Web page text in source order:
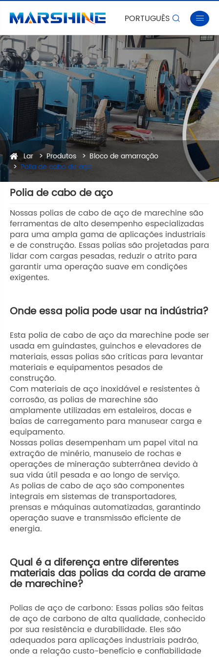
PORTUGUÊS  
Lar Produtos
Bloco de amarração
Polia de cabo de aço
Polia de cabo de aço
Nossas polias de cabo de aço de marechine são
ferramentas de alto desempenho especializadas
para uma ampla gama de aplicações industriais
e de construção. Essas polias são projetadas para
lidar com cargas pesadas, reduzir o atrito para
garantir uma operação suave em condições
exigentes.
Onde essa polia pode usar na indústria?
Esta polia de cabo de aço da marechine pode ser
usada em guindastes, guinchos e elevadores de
materiais, essas polias são críticas para levantar
materiais e equipamentos pesados ​​de
construção.
Com materiais de aço inoxidável e resistentes à
corrosão, as polias de marechine são
amplamente utilizadas em estaleiros, docas e
baías de carregamento para manusear carga e
equipamento.
Nossas polias desempenham um papel vital na
extração de minério, manuseio de rochas e
operações de mineração subterrânea devido à
sua vida útil pesada e ao longo de serviço.
As polias de cabo de aço são componentes
integrais em sistemas de transportadores,
prensas e máquinas automatizadas, garantindo
operação suave e transmissão eficiente de
energia.
Qual é a diferença entre diferentes
materiais das polias da corda de arame
de marechine?
Polias de aço de carbono: Essas polias são feitas
de aço de carbono de alta qualidade, conhecido
por sua resistência e durabilidade. Eles são
adequados para aplicações industriais padrão,
onde a relação custo-benefício e confiabilidade